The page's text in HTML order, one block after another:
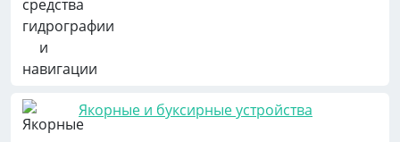
Якорные и буксирные устройства